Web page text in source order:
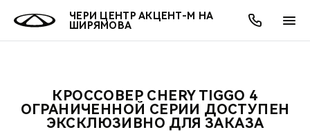
ЧЕРИ ЦЕНТР АКЦЕНТ-М НА
ШИРЯМОВА
МОДЕЛИ
ПОКУПАТЕЛЯМ
ВЛАДЕЛЬЦАМ
МИР CHERY
АКЦИИ
ОНЛАЙН СЕРВИСЫ
О КОМПАНИИ
КРОССОВЕР CHERY TIGGO 4
ОГРАНИЧЕННОЙ СЕРИИ ДОСТУПЕН
ЭКСКЛЮЗИВНО ДЛЯ ЗАКАЗА